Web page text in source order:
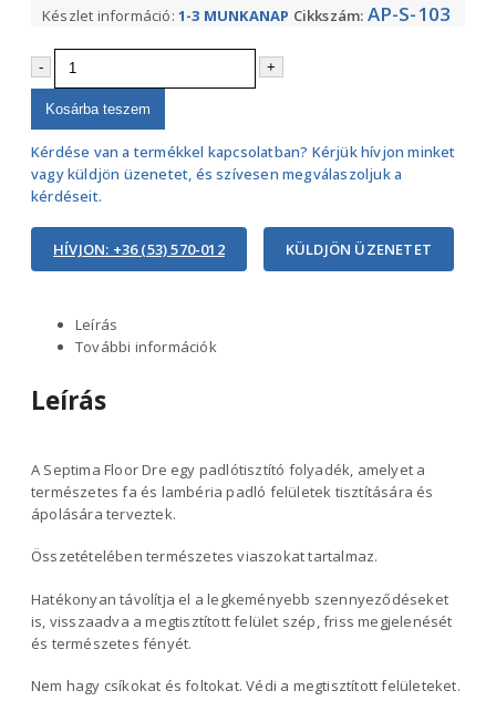
5
232 Ft.
4
445 Ft.
Készlet információ: 1-3 MUNKANAP Cikkszám: AP-S-103
- +
Kosárba teszem
Kérdése van a termékkel kapcsolatban? Kérjük hívjon minket
vagy küldjön üzenetet, és szívesen megválaszoljuk a
kérdéseit.
HÍVJON: +36 (53) 570-012 KÜLDJÖN ÜZENETET
Leírás
További információk
Leírás
A Septima Floor Dre egy padlótisztító folyadék, amelyet a
természetes fa és lambéria padló felületek tisztítására és
ápolására terveztek.
Összetételében természetes viaszokat tartalmaz.
Hatékonyan távolítja el a legkeményebb szennyeződéseket
is, visszaadva a megtisztított felület szép, friss megjelenését
és természetes fényét.
Nem hagy csíkokat és foltokat. Védi a megtisztított felületeket.